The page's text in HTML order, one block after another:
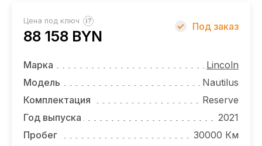
УСЛУГИ
НОВОСТИ
ОТЗЫВЫ
ВАКАНСИИ
Цена под ключ ?
88 158 BYN
Под заказ
Марка
Lincoln
Модель
Nautilus
Комплектация
Reserve
Год выпуска
2021
Пробег
30000 Км